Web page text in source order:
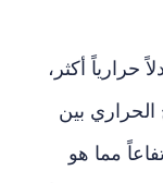
حرارياً أكثر،
الحراري بين
مما هو